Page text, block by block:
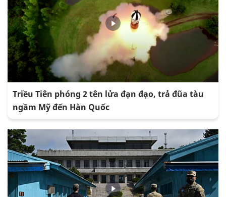
Triều Tiên phóng 2 tên lửa đạn đạo, trả đũa tàu
ngầm Mỹ đến Hàn Quốc